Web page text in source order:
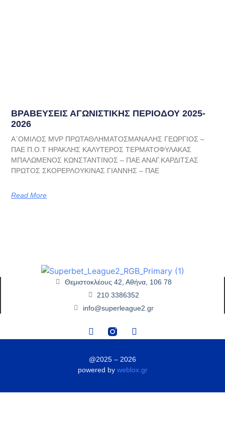
ΒΡΑΒΕΥΣΕΙΣ ΑΓΩΝΙΣΤΙΚΗΣ ΠΕΡΙΟΔΟΥ 2025-
2026
Α΄ΟΜΙΛΟΣ MVP ΠΡΩΤΑΘΛΗΜΑΤΟΣΜΑΝΑΛΗΣ ΓΕΩΡΓΙΟΣ –
ΠΑΕ Π.Ο.Τ ΗΡΑΚΛΗΣ ΚΑΛΥΤΕΡΟΣ ΤΕΡΜΑΤΟΦΥΛΑΚΑΣ
ΜΠΑΛΩΜΕΝΟΣ ΚΩΝΣΤΑΝΤΙΝΟΣ – ΠΑΕ ΑΝΑΓ.ΚΑΡΔΙΤΣΑΣ
ΠΡΩΤΟΣ ΣΚΟΡΕΡΛΟΥΚΙΝΑΣ ΓΙΑΝΝΗΣ – ΠΑΕ
Read More
Θεμιστοκλέους 42, Αθήνα, 106 78
210 3386352
info@superleague2.gr
@2025 – 2026
powered by weblox.gr